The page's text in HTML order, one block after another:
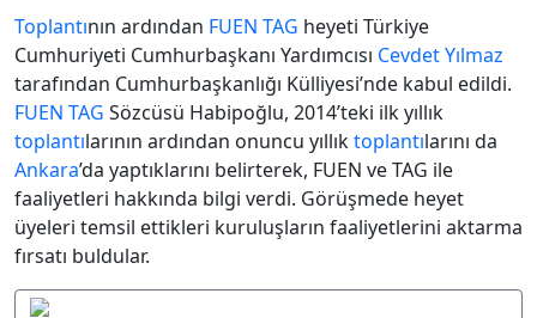
Toplantının ardından FUEN TAG heyeti Türkiye
Cumhuriyeti Cumhurbaşkanı Yardımcısı Cevdet Yılmaz
tarafından Cumhurbaşkanlığı Külliyesi’nde kabul edildi.
FUEN TAG Sözcüsü Habipoğlu, 2014’teki ilk yıllık
toplantılarının ardından onuncu yıllıktoplantılarını da
Ankara’da yaptıklarını belirterek, FUEN ve TAG ile
faaliyetleri hakkında bilgi verdi. Görüşmede heyet
üyeleri temsil ettikleri kuruluşların faaliyetlerini aktarma
fırsatı buldular.